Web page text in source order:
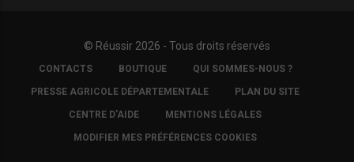
© Réussir 2026 - Tous droits réservés
FOOTER
COPYRIGHT
CONTACTS BOUTIQUE QUI SOMMES-NOUS ?
PRESSE AGRICOLE DÉPARTEMENTALE PLAN DU SITE
CENTRE D'AIDE MENTIONS LÉGALES
MODIFIER MES PRÉFÉRENCES COOKIES